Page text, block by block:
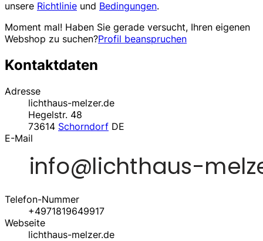
unsere Richtlinie und Bedingungen.
Moment mal! Haben Sie gerade versucht, Ihren eigenen
Webshop zu suchen?Profil beanspruchen
Kontaktdaten
Adresse
lichthaus-melzer.de
Hegelstr. 48
73614 Schorndorf DE
E-Mail
Telefon-Nummer
+4971819649917
Webseite
lichthaus-melzer.de